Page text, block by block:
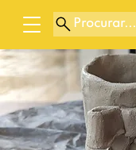
Procurar...